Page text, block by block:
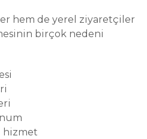
hem de yerel ziyaretçiler
birçok nedeni
hizmet